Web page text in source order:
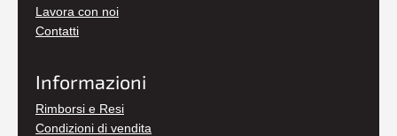
Lavora con noi
Contatti
Informazioni
Rimborsi e Resi
Condizioni di vendita